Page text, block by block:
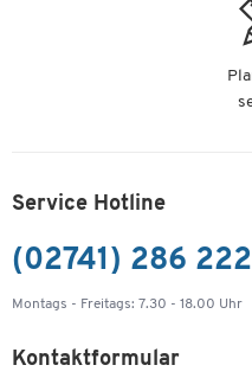
Service Hotline
(02741) 286 222
Montags - Freitags: 7.30 - 18.00 Uhr
Kontaktformular